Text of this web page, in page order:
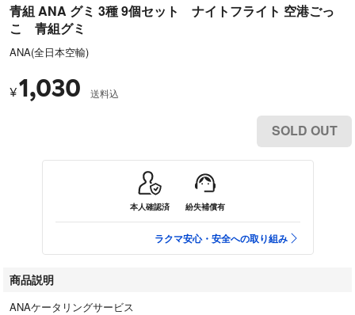
青組 ANA グミ 3種 9個セット ナイトフライト 空港ごっ
こ 青組グミ
ANA(全日本空輸)
¥1,030 送料込
SOLD OUT
本人確認済 紛失補償有
ラクマ安心・安全への取り組み
商品説明
ANAケータリングサービス